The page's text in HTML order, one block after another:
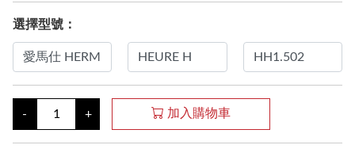
選擇型號：
- + 加入購物車